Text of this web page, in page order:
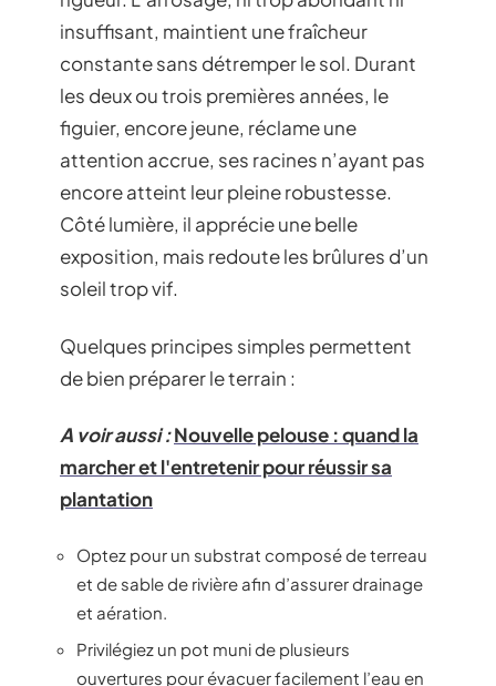
insuffisant, maintient une fraîcheur
constante sans détremper le sol. Durant
les deux ou trois premières années, le
figuier, encore jeune, réclame une
attention accrue, ses racines n’ayant pas
encore atteint leur pleine robustesse.
Côté lumière, il apprécie une belle
exposition, mais redoute les brûlures d’un
soleil trop vif.
Quelques principes simples permettent
de bien préparer le terrain :
A voir aussi :Nouvelle pelouse : quand la
marcher et l'entretenir pour réussir sa
plantation
Optez pour un substrat composé de terreau
et de sable de rivière afin d’assurer drainage
et aération.
Privilégiez un pot muni de plusieurs
ouvertures pour évacuer facilement l’eau en